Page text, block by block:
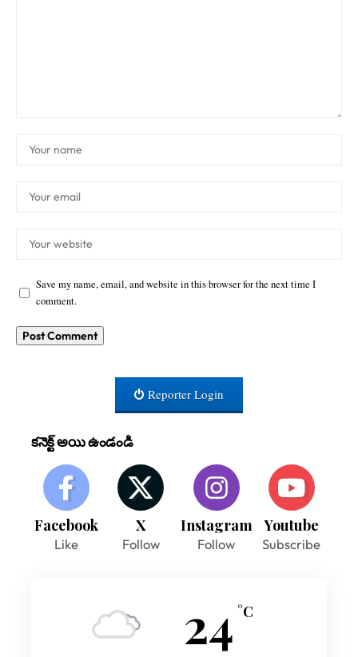
Save my name, email, and website in this browser for the next time I
comment.
Reporter Login
కనెక్ట్ అయి ఉండండి
Facebook
Like
X
Follow
Instagram
Follow
Youtube
Subscribe
24 °C